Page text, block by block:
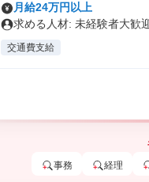
月給24万円以上
求める人材: 未経験者大歓
交通費支給
事務 経理